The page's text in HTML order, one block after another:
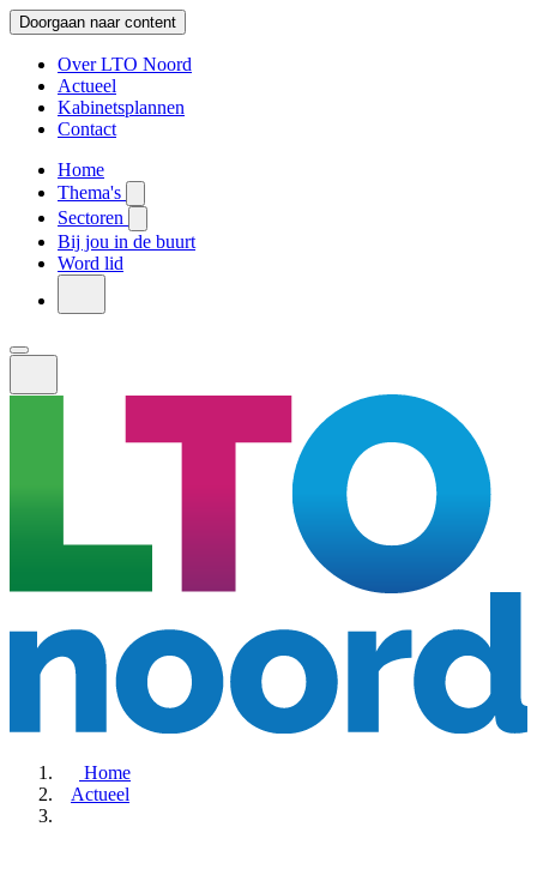
Doorgaan naar content
Over LTO Noord
Actueel
Kabinetsplannen
Contact
Home
Thema's
Sectoren
Bij jou in de buurt
Word lid
Home
Actueel